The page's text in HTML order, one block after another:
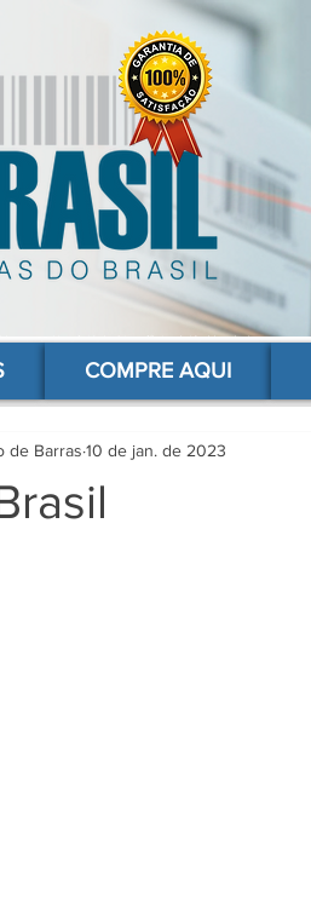
barras para produtos, gs1, código brasileiro, ean 13 universal, código de barras barato
COMPRE AQUI
de Barras 10 de jan. de 2023